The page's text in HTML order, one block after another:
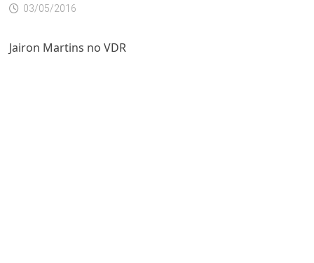
03/05/2016
Jairon Martins no VDR